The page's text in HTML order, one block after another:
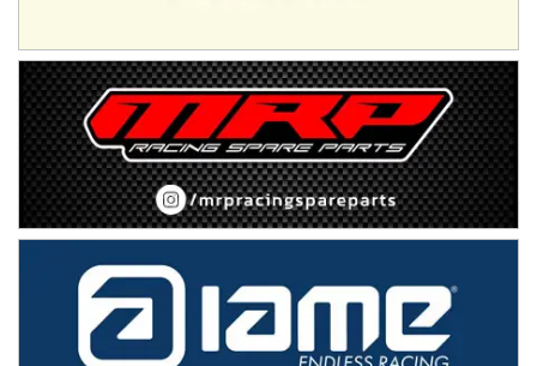
IAME SERIES ARGENTINA 6
Ramiro Tot (Asfalto)
Baradero (Buenos Aires)
KDO - F6
Ciudad de Trenque Lauquen (Asfalto)
Trenque Lauquen (Buenos Aires)
ENTRERRIANO - F6 (POSTERGADA)
Parque de la Velocidad (Asfalto)
Villaguay (Entre Ríos)
VICTORIENSE - F7
El Cerro (Tierra)